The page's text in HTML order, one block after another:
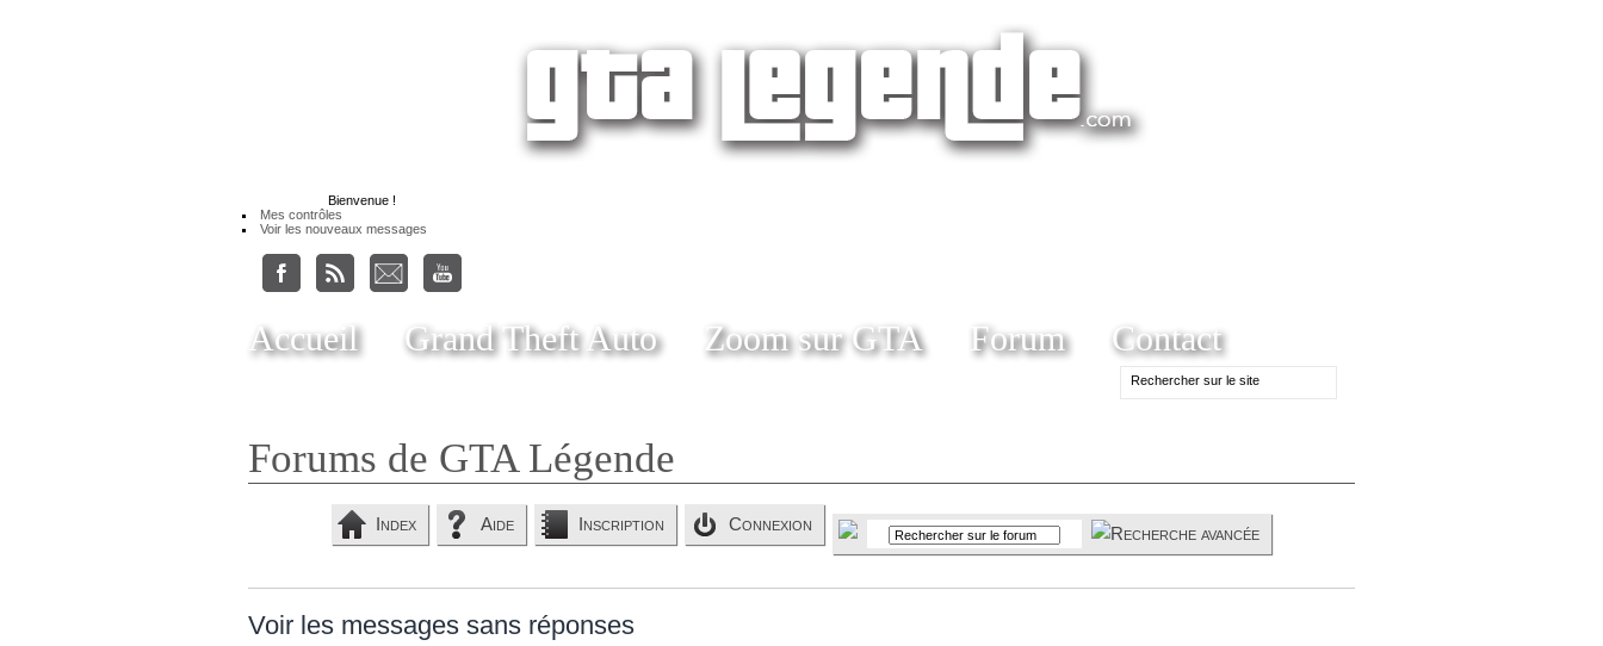
Bienvenue !
Mes contrôles
Voir les nouveaux messages
Accueil Grand Theft Auto Zoom sur GTA Forum Contact
Forums de GTA Légende
Index Aide Inscription Connexion
Voir les messages sans réponses